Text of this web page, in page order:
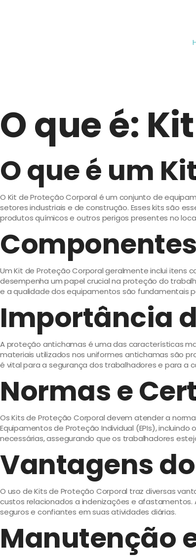
O que é:
O que é um
O Kit de Proteção Corporal é um conjunto de
setores industriais e de construção. Esses kits são
produtos químicos e outros perigos presentes no
Um Kit de Proteção Corporal geralmente inclui
desempenha um papel crucial na proteção do
e a qualidade dos equipamentos são fundamentais
Importância
A proteção antichamas é uma das características
materiais utilizados nos uniformes antichamas são
é vital para a segurança dos trabalhadores e para a
Normas e
Os Kits de Proteção Corporal devem atender a
Equipamentos de Proteção Individual (EPIs),
necessárias, assegurando que os trabalhadores
Vantagens
O uso de Kits de Proteção Corporal traz diversas
custos relacionados a indenizações e
seguros e confiantes em suas atividades diárias.
Manutenção